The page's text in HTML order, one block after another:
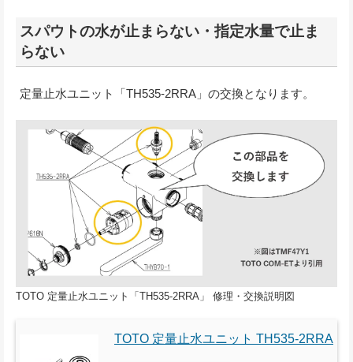
スパウトの水が止まらない・指定水量で止ま
らない
定量止水ユニット「TH535-2RRA」の交換となります。
TOTO 定量止水ユニット「TH535-2RRA」 修理・交換説明図
TOTO 定量止水ユニット TH535-2RRA